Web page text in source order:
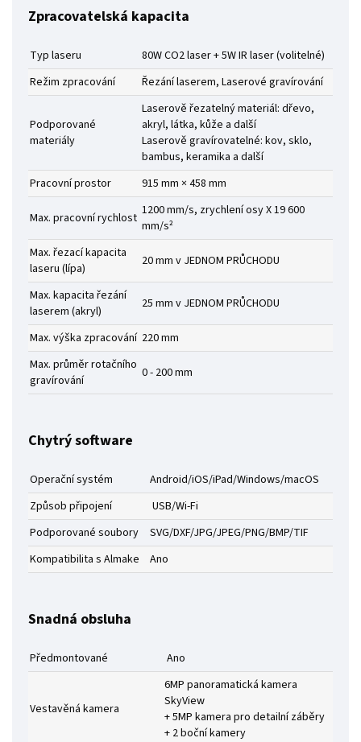
Zpracovatelská kapacita
Typ laseru
80W CO2 laser + 5W IR laser (volitelné)
Režim zpracování
Řezání laserem, Laserové gravírování
Podporované
materiály
Laserově řezatelný materiál: dřevo,
akryl, látka, kůže a další
Laserově gravírovatelné: kov, sklo,
bambus, keramika a další
Pracovní prostor
915 mm × 458 mm
Max. pracovní rychlost 1200 mm/s, zrychlení osy X 19 600
mm/s²
Max. řezací kapacita
laseru (lípa)
20 mm v JEDNOM PRŮCHODU
Max. kapacita řezání
laserem (akryl)
25 mm v JEDNOM PRŮCHODU
Max. výška zpracování 220 mm
Max. průměr rotačního
gravírování
0 - 200 mm
Chytrý software
Operační systém
Android/iOS/iPad/Windows/macOS
Způsob připojení
USB/Wi-Fi
Podporované soubory
SVG/DXF/JPG/JPEG/PNG/BMP/TIF
Kompatibilita s Almake
Ano
Snadná obsluha
Předmontované Ano
Vestavěná kamera
6MP panoramatická kamera
SkyView
+ 5MP kamera pro detailní záběry
+ 2 boční kamery